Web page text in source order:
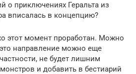
о приключениях Геральта из
вписалась в концепцию?
этот момент проработан. Можно
направление можно еще
не будет лишним
и добавить в бестиарий